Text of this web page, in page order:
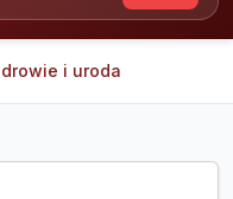
i uroda